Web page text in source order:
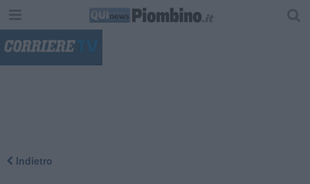
Indietro